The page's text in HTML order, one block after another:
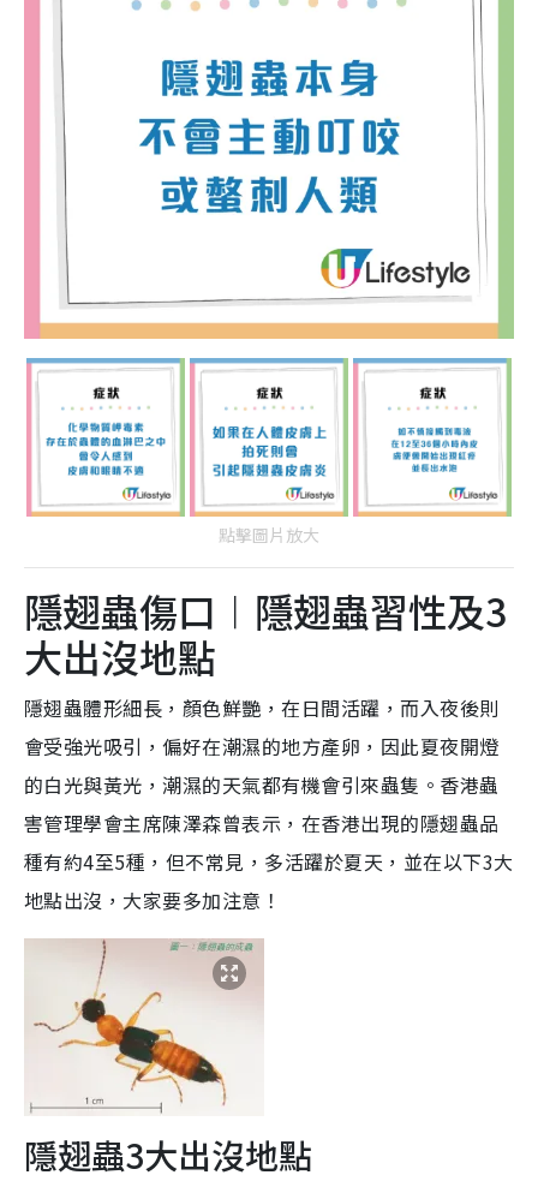
點擊圖片放大
隱翅蟲傷口︱隱翅蟲習性及3
大出沒地點
隱翅蟲體形細長，顏色鮮艷，在日間活躍，而入夜後則
會受強光吸引，偏好在潮濕的地方產卵，因此夏夜開燈
的白光與黃光，潮濕的天氣都有機會引來蟲隻。香港蟲
害管理學會主席陳澤森曾表示，在香港出現的隱翅蟲品
種有約4至5種，但不常見，多活躍於夏天，並在以下3大
地點出沒，大家要多加注意！
隱翅蟲3大出沒地點